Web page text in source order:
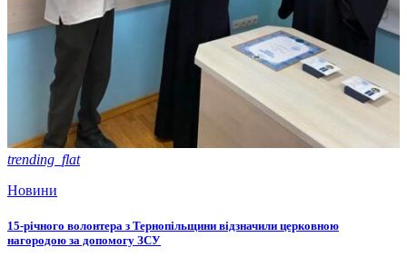
trending_flat
Новини
15-річного волонтера з Тернопільщини відзначили церковною
нагородою за допомогу ЗСУ